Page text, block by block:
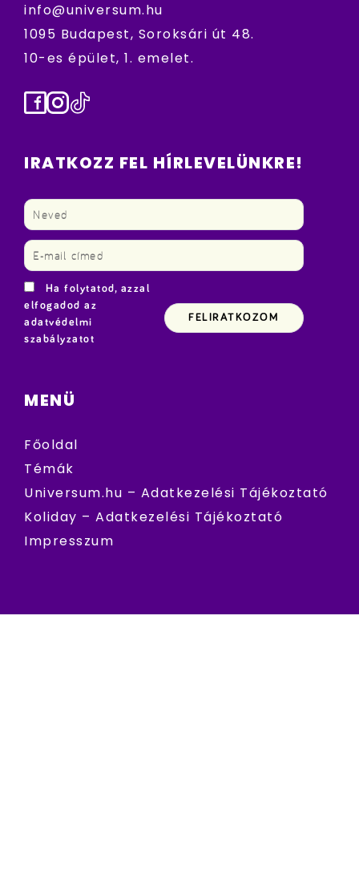
info@universum.hu
1095 Budapest, Soroksári út 48.
10-es épület, 1. emelet.
Facebook
Instagram
TikTok
IRATKOZZ FEL HÍRLEVELÜNKRE!
Ha folytatod, azzal
elfogadod az
adatvédelmi
szabályzatot
MENÜ
Főoldal
Témák
Universum.hu – Adatkezelési Tájékoztató
Koliday – Adatkezelési Tájékoztató
Impresszum